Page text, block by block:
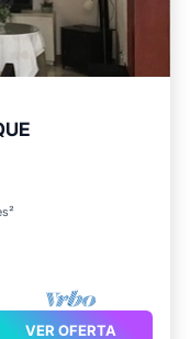
VER OFERTA